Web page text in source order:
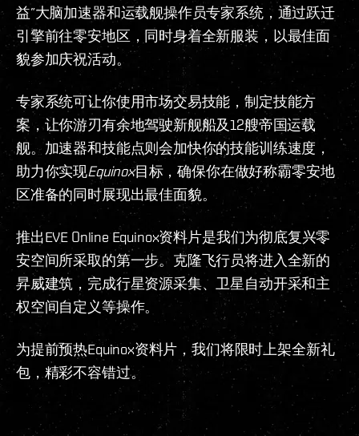
益”大脑加速器和运载舰操作员专家系统，通过跃迁
引擎前往零安地区，同时身着全新服装，以最佳面
貌参加庆祝活动。
专家系统可让你使用市场交易技能，制定技能方
案，让你游刃有余地驾驶新舰船及12艘帝国运载
舰。加速器和技能点则会加快你的技能训练速度，
助力你实现Equinox目标，确保你在做好称霸零安地
区准备的同时展现出最佳面貌。
推出EVE Online Equinox资料片是我们为彻底复兴零
安空间所采取的第一步。克隆飞行员将进入全新的
昇威建筑，完成行星资源采集、卫星自动开采和主
权空间自定义等操作。
为提前预热Equinox资料片，我们将限时上架全新礼
包，精彩不容错过。